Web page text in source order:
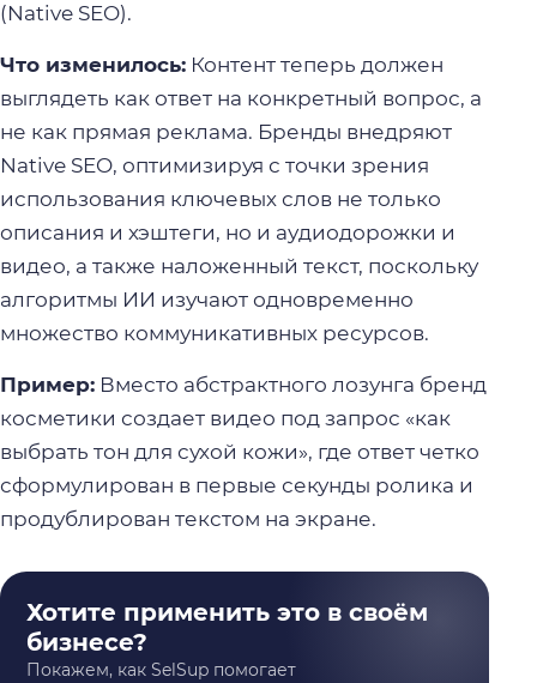
(Native SEO).
Что изменилось: Контент теперь должен
выглядеть как ответ на конкретный вопрос, а
не как прямая реклама. Бренды внедряют
Native SEO, оптимизируя с точки зрения
использования ключевых слов не только
описания и хэштеги, но и аудиодорожки и
видео, а также наложенный текст, поскольку
алгоритмы ИИ изучают одновременно
множество коммуникативных ресурсов.
Пример: Вместо абстрактного лозунга бренд
косметики создает видео под запрос «как
выбрать тон для сухой кожи», где ответ четко
сформулирован в первые секунды ролика и
продублирован текстом на экране.
Хотите применить это в своём
бизнесе?
Покажем, как SelSup помогает